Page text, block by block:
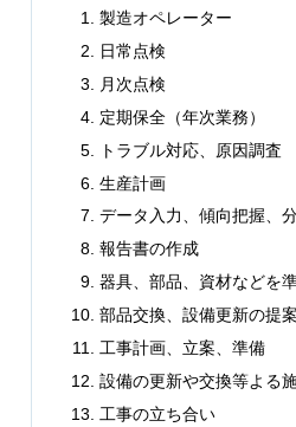
製造オペレーター
日常点検
月次点検
定期保全（年次業務）
トラブル対応、原因調査
生産計画
データ入力、傾向把握、
報告書の作成
器具、部品、資材などを
部品交換、設備更新の提案
工事計画、立案、準備
設備の更新や交換等よる
工事の立ち合い